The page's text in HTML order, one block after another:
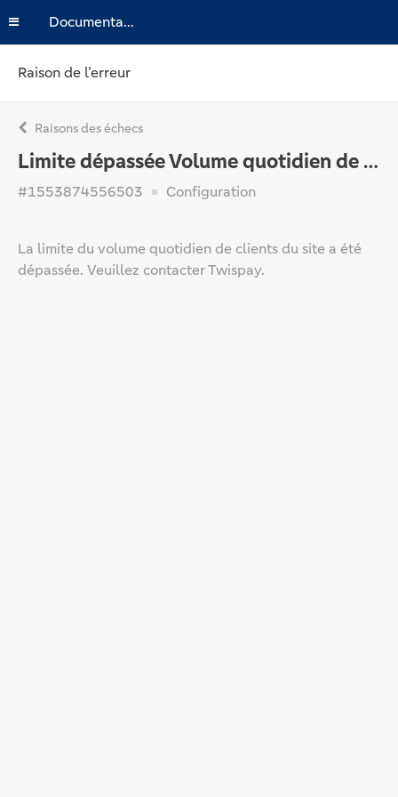
Documentation
Raison de l’erreur
Raisons des échecs
Limite dépassée Volume quotidien de clients
#1553874556503 Configuration
La limite du volume quotidien de clients du site a été
dépassée. Veuillez contacter Twispay.